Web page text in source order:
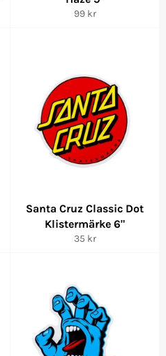
Ordinarie
99 kr
Santa Cruz Classic Dot
Klistermärke 6"
Ordinarie
35 kr